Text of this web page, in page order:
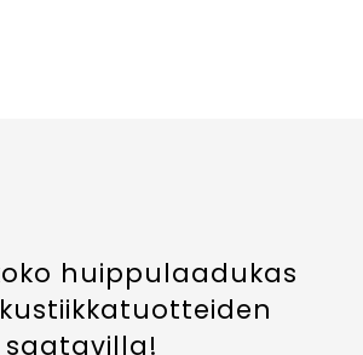
huippulaadukas